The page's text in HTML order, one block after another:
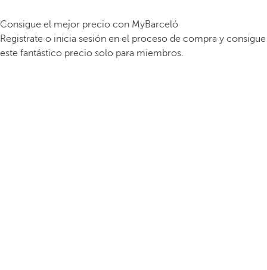
Consigue el mejor precio con MyBarceló
Registrate o inicia sesión en el proceso de compra y consigue
este fantástico precio solo para miembros.